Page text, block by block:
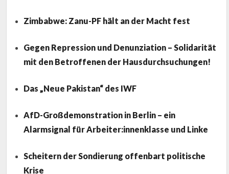
Zimbabwe: Zanu-PF hält an der Macht fest
Gegen Repression und Denunziation – Solidarität
mit den Betroffenen der Hausdurchsuchungen!
Das „Neue Pakistan“ des IWF
AfD-Großdemonstration in Berlin – ein
Alarmsignal für Arbeiter:innenklasse und Linke
Scheitern der Sondierung offenbart politische
Krise